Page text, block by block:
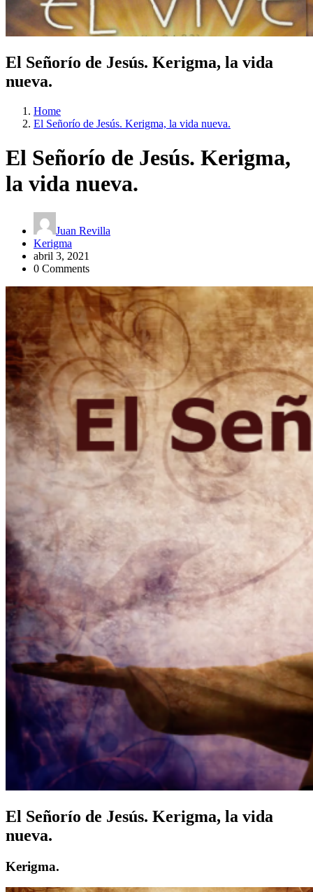
El Señorío de Jesús. Kerigma, la vida
nueva.
Home
El Señorío de Jesús. Kerigma, la vida nueva.
El Señorío de Jesús. Kerigma,
la vida nueva.
Juan Revilla
Kerigma
abril 3, 2021
0 Comments
El Señorío de Jesús. Kerigma, la vida
nueva.
Kerigma.